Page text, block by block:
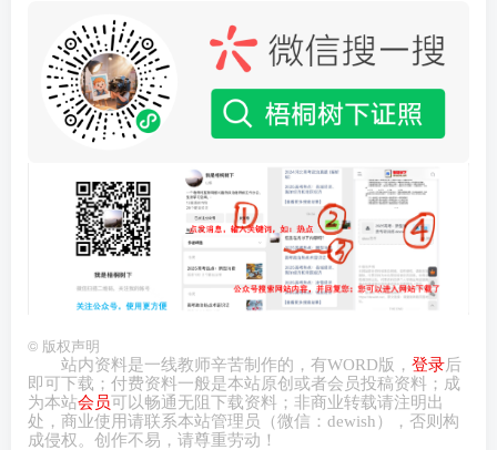
© 版权声明
站内资料是一线教师辛苦制作的，有WORD版， 登录后
即可下载；付费资料一般是本站原创或者会员投稿资料；成
为本站会员可以畅通无阻下载资料；非商业转载请注明出
处，商业使用请联系本站管理员（微信： dewish ），否则构
成侵权。创作不易，请尊重劳动！